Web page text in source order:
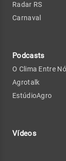
Radar RS
Carnaval
Podcasts
O Clima Entre
Agrotalk
EstúdioAgro
Vídeos